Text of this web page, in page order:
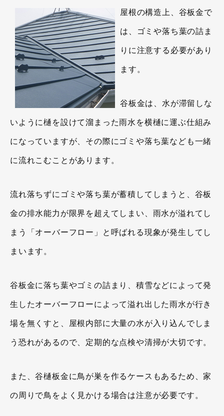
屋根の構造上、谷板金で
は、ゴミや落ち葉の詰ま
りに注意する必要があり
ます。
谷板金は、水が滞留しな
いように樋を設けて溜まった雨水を横樋に運ぶ仕組み
になっていますが、その際にゴミや落ち葉なども一緒
に流れこむことがあります。
流れ落ちずにゴミや落ち葉が蓄積してしまうと、谷板
金の排水能力が限界を超えてしまい、雨水が溢れてし
まう「オーバーフロー」と呼ばれる現象が発生してし
まいます。
谷板金に落ち葉やゴミの詰まり、積雪などによって発
生したオーバーフローによって溢れ出した雨水が行き
場を無くすと、屋根内部に大量の水が入り込んでしま
う恐れがあるので、定期的な点検や清掃が大切です。
また、谷樋板金に鳥が巣を作るケースもあるため、家
の周りで鳥をよく見かける場合は注意が必要です。